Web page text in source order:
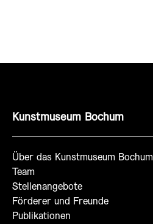
Kunstmuseum Bochum
Über das Kunstmuseum Bochum
Team
Stellenangebote
Förderer und Freunde
Publikationen